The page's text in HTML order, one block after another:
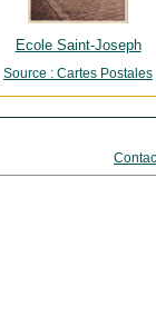
Ecole Saint-Joseph
Source : Cartes Postales